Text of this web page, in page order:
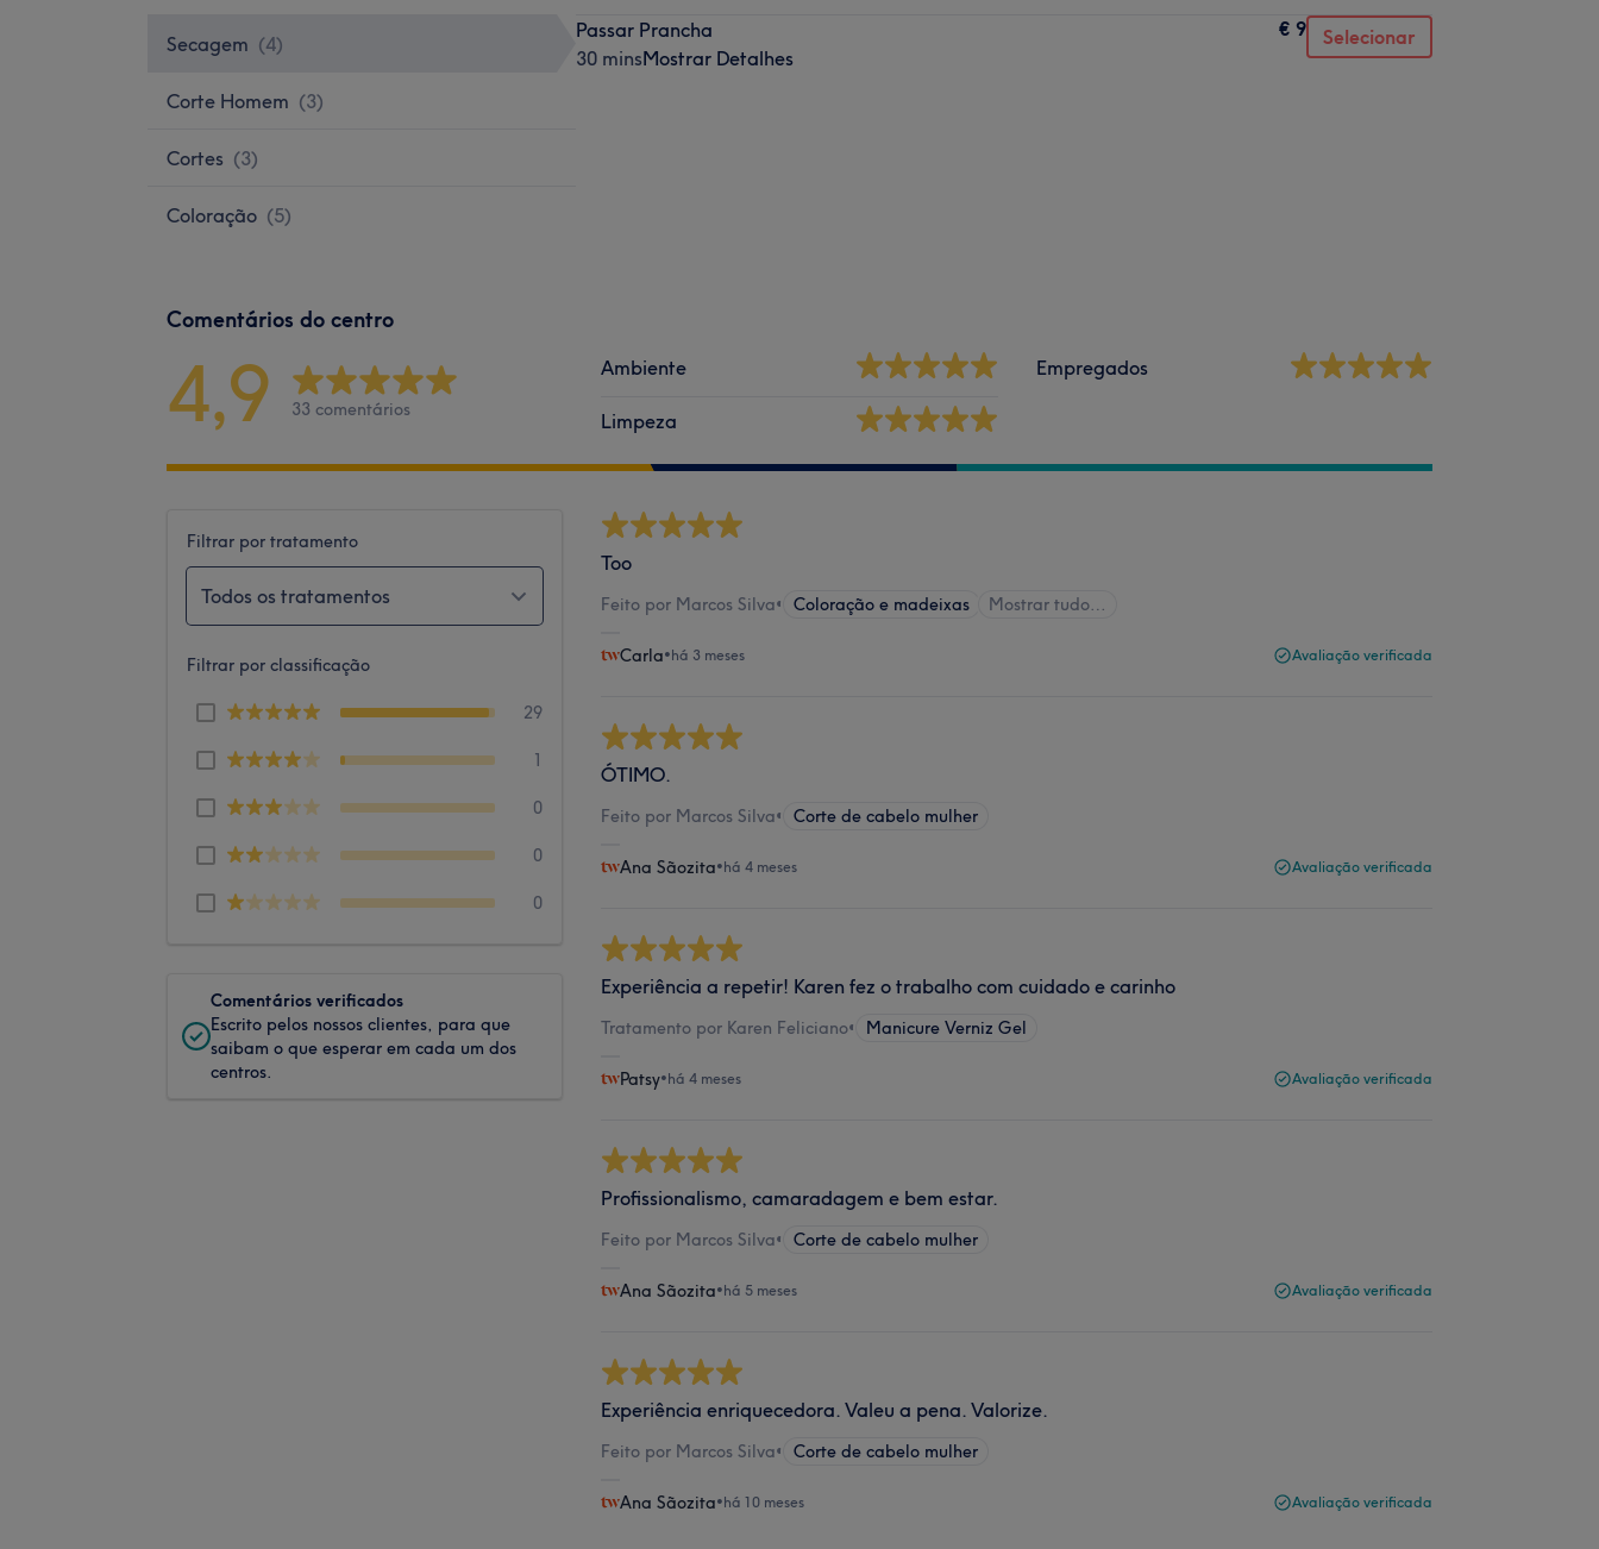
Secagem (4)
Corte Homem (3)
Cortes (3)
Coloração (5)
Passar Prancha
30 minsMostrar Detalhes
€ 9 Selecionar
Comentários do centro
4,9 33 comentários
Ambiente
Limpeza
Empregados
Filtrar por tratamento
Todos os tratamentos
Filtrar por classificação
29
1
0
0
0
Comentários verificados
Escrito pelos nossos clientes, para que
saibam o que esperar em cada um dos
centros.
Too
Feito por Marcos Silva• Coloração e madeixas Mostrar tudo…
Carla•há 3 meses Avaliação verificada
ÓTIMO.
Feito por Marcos Silva• Corte de cabelo mulher
Ana Sãozita•há 4 meses Avaliação verificada
Experiência a repetir! Karen fez o trabalho com cuidado e carinho
Tratamento por Karen Feliciano• Manicure Verniz Gel
Patsy•há 4 meses Avaliação verificada
Profissionalismo, camaradagem e bem estar.
Feito por Marcos Silva• Corte de cabelo mulher
Ana Sãozita•há 5 meses Avaliação verificada
Experiência enriquecedora. Valeu a pena. Valorize.
Feito por Marcos Silva• Corte de cabelo mulher
Ana Sãozita•há 10 meses Avaliação verificada